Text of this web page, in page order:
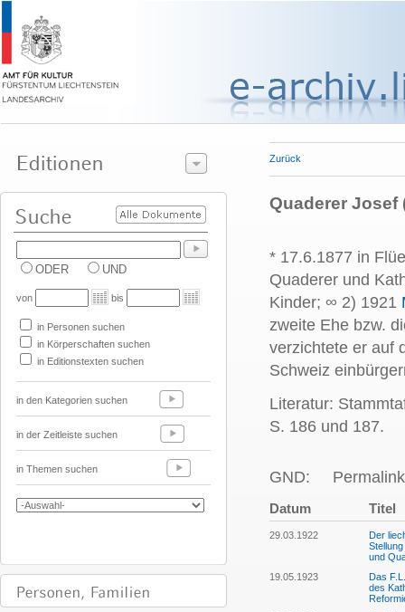
ODER UND
von bis
in Personen suchen
in Körperschaften suchen
in Editionstexten suchen
in den Kategorien suchen
in der Zeitleiste suchen
in Themen suchen
Zurück
Quaderer Josef
* 17.6.1877 in
Quaderer und
Kinder; ∞ 2) 1921
zweite Ehe bzw.
verzichtete er auf
Schweiz
Literatur:
S. 186 und 187.
GND:
Datum Titel
29.03.1922
Der
und
19.05.1923
Das
des